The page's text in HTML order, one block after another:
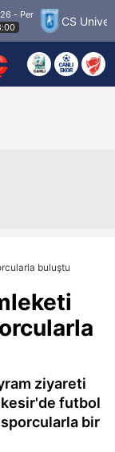
Per
CS
buluştu
ziyareti
futbol
bir